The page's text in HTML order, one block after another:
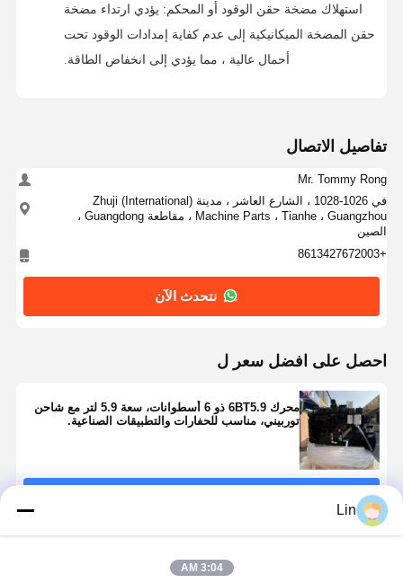
استهلاك مضخة حقن الوقود أو المحكم: يؤدي ارتداء مضخة
حقن المضخة الميكانيكية إلى عدم كفاية إمدادات الوقود تحت
أحمال عالية ، مما يؤدي إلى انخفاض الطاقة.
تفاصيل الاتصال
Mr. Tommy Rong
في 1026-1028 ، الشارع العاشر ، مدينة Zhuji (International)
Machine Parts ، Tianhe ، Guangzhou ، مقاطعة Guangdong ،
الصين
+8613427672003
نتحدث الآن
احصل على افضل سعر ل
محرك 6BT5.9 ذو 6 أسطوانات، سعة 5.9 لتر مع شاحن
توربيني، مناسب للحفارات والتطبيقات الصناعية.
Lin
3:04 AM